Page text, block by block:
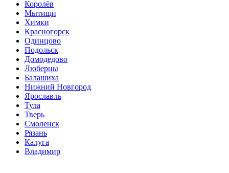
Королёв
Мытищи
Химки
Красногорск
Одинцово
Подольск
Домодедово
Люберцы
Балашиха
Нижний Новгород
Ярославль
Тула
Тверь
Смоленск
Рязань
Калуга
Владимир